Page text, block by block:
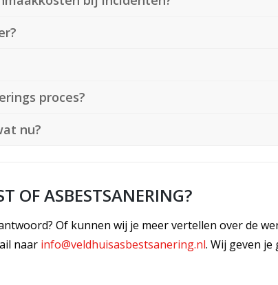
proces?
nu?
OF ASBESTSANERING?
Of kunnen wij je meer vertellen over de
naar info@veldhuisasbestsanering.nl. Wij geven